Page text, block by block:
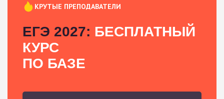
КРУТЫЕ ПРЕПОДАВАТЕЛИ
ЕГЭ 2027: БЕСПЛАТНЫЙ
КУРС
ПО БАЗЕ